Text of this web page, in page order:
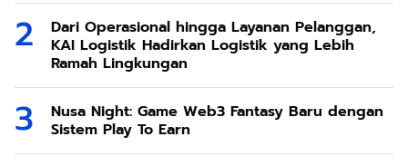
Dari Operasional hingga Layanan Pelanggan,
KAI Logistik Hadirkan Logistik yang Lebih
Ramah Lingkungan
Nusa Night: Game Web3 Fantasy Baru dengan
Sistem Play To Earn